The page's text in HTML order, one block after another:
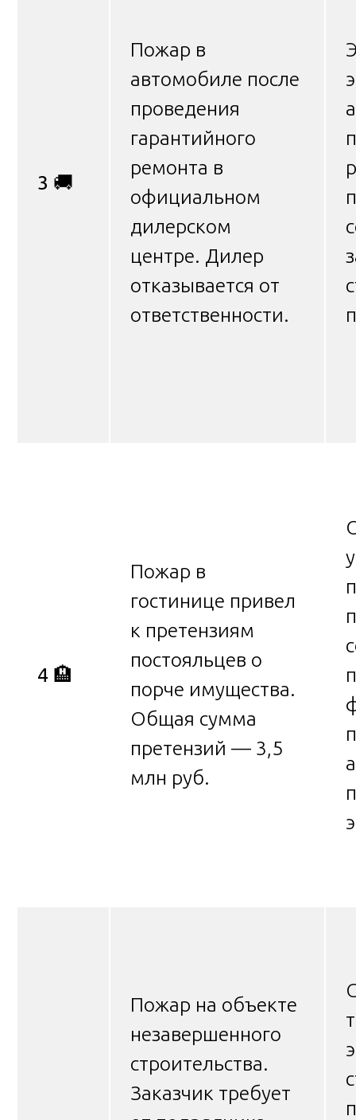
3 🚚
Пожар в
автомобиле после
проведения
гарантийного
ремонта в
официальном
дилерском
центре. Дилер
отказывается от
ответственности.
4 🏨
Пожар в
гостинице привел
к претензиям
постояльцев о
порче имущества.
Общая сумма
претензий — 3,5
млн руб.
Пожар на объекте
незавершенного
строительства.
Заказчик требует